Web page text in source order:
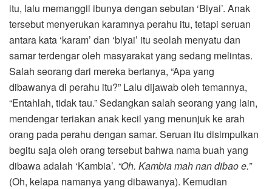
itu, lalu memanggil ibunya dengan sebutan ‘Biyai’. Anak
tersebut menyerukan karamnya perahu itu, tetapi seruan
antara kata ‘karam’ dan ‘biyai’ itu seolah menyatu dan
samar terdengar oleh masyarakat yang sedang melintas.
Salah seorang dari mereka bertanya, “Apa yang
dibawanya di perahu itu?” Lalu dijawab oleh temannya,
“Entahlah, tidak tau.” Sedangkan salah seorang yang lain,
mendengar teriakan anak kecil yang menunjuk ke arah
orang pada perahu dengan samar. Seruan itu disimpulkan
begitu saja oleh orang tersebut bahwa nama buah yang
dibawa adalah ‘Kambia’. “Oh. Kambia mah nan dibao e.”
(Oh, kelapa namanya yang dibawanya). Kemudian